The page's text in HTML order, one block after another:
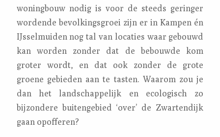
woningbouw nodig is voor de steeds geringer
wordende bevolkingsgroei zijn er in Kampen én
IJsselmuiden nog tal van locaties waar gebouwd
kan worden zonder dat de bebouwde kom
groter wordt, en dat ook zonder de grote
groene gebieden aan te tasten. Waarom zou je
dan het landschappelijk en ecologisch zo
bijzondere buitengebied ‘over’ de Zwartendijk
gaan opofferen?